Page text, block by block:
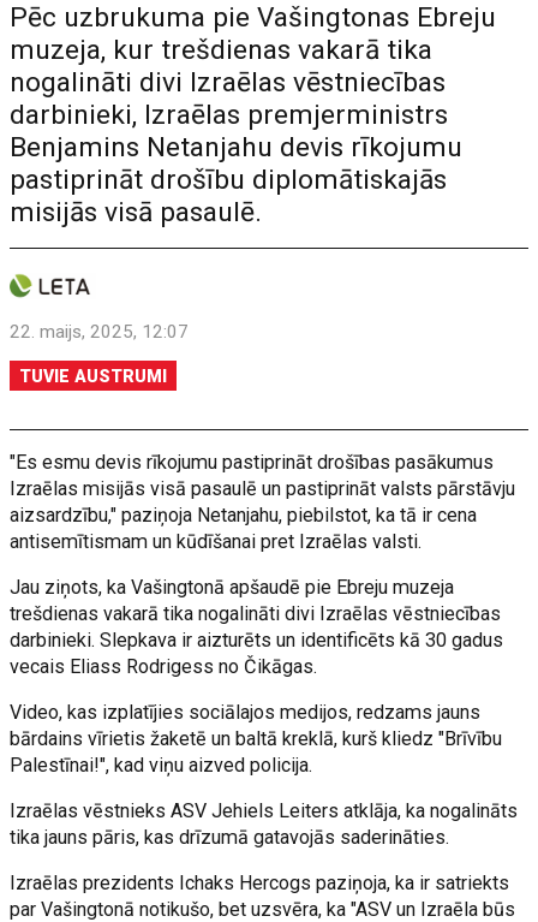
Pēc uzbrukuma pie Vašingtonas Ebreju
muzeja, kur trešdienas vakarā tika
nogalināti divi Izraēlas vēstniecības
darbinieki, Izraēlas premjerministrs
Benjamins Netanjahu devis rīkojumu
pastiprināt drošību diplomātiskajās
misijās visā pasaulē.
22. maijs, 2025, 12:07
TUVIE AUSTRUMI
"Es esmu devis rīkojumu pastiprināt drošības pasākumus
Izraēlas misijās visā pasaulē un pastiprināt valsts pārstāvju
aizsardzību," paziņoja Netanjahu, piebilstot, ka tā ir cena
antisemītismam un kūdīšanai pret Izraēlas valsti.
Jau ziņots, ka Vašingtonā apšaudē pie Ebreju muzeja
trešdienas vakarā tika nogalināti divi Izraēlas vēstniecības
darbinieki. Slepkava ir aizturēts un identificēts kā 30 gadus
vecais Eliass Rodrigess no Čikāgas.
Video, kas izplatījies sociālajos medijos, redzams jauns
bārdains vīrietis žaketē un baltā kreklā, kurš kliedz "Brīvību
Palestīnai!", kad viņu aizved policija.
Izraēlas vēstnieks ASV Jehiels Leiters atklāja, ka nogalināts
tika jauns pāris, kas drīzumā gatavojās saderināties.
Izraēlas prezidents Ichaks Hercogs paziņoja, ka ir satriekts
par Vašingtonā notikušo, bet uzsvēra, ka "ASV un Izraēla būs